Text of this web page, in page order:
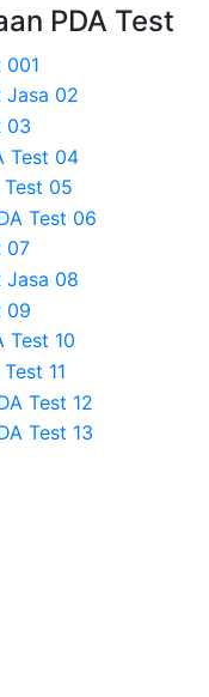
PDA Test